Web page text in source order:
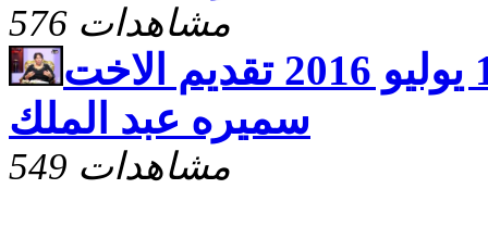
576 مشاهدات
ليا الحياة حلقة 13 يوليو 2016 تقديم الاخت
سميره عبد الملك
549 مشاهدات